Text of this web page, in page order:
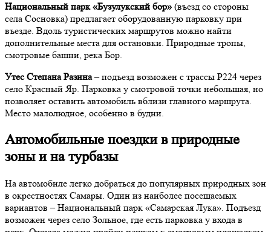
Национальный парк «Бузулукский бор» (въезд со стороны
села Сосновка) предлагает оборудованную парковку при
въезде. Вдоль туристических маршрутов можно найти
дополнительные места для остановки. Природные тропы,
смотровые башни, река Бор.
Утес Степана Разина– подъезд возможен с трассы Р224 через
село Красный Яр. Парковка у смотровой точки небольшая, но
позволяет оставить автомобиль вблизи главного маршрута.
Место малолюдное, особенно в будни.
Автомобильные поездки в природные
зоны и на турбазы
На автомобиле легко добраться до популярных природных зон
в окрестностях Самары. Один из наиболее посещаемых
вариантов – Национальный парк «Самарская Лука». Подъезд
возможен через село Зольное, где есть парковка у входа в